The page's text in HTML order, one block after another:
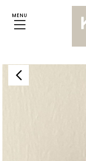
MENU
Bileklikler